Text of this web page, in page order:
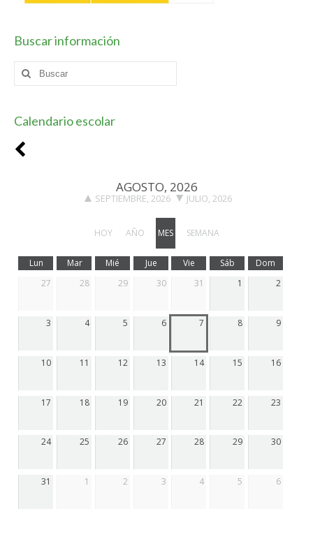
Forma Joven
Buscar información
Buscar
por:
Calendario escolar
AGOSTO, 2026
SEPTIEMBRE, 2026 JULIO, 2026
HOY AÑO MES SEMANA
Lun Mar Mié Jue Vie Sáb
Dom
27
28 29 30 31 1 2
3 4 5 6 7 8 9
10 11 12 13 14 15 16
17 18 19 20 21 22 23
24 25 26 27 28 29 30
31 1 2 3 4 5 6